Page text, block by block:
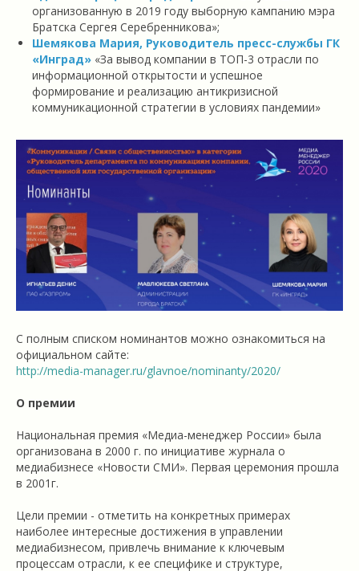
организованную в 2019 году выборную кампанию мэра
Братска Сергея Серебренникова»;
Шемякова Мария, Руководитель пресс-службы ГК
«Инград» «За вывод компании в ТОП-3 отрасли по
информационной открытости и успешное
формирование и реализацию антикризисной
коммуникационной стратегии в условиях пандемии»
С полным списком номинантов можно ознакомиться на
официальном сайте:
http://media-manager.ru/glavnoe/nominanty/2020/
О премии
Национальная премия «Медиа-менеджер России» была
организована в 2000 г. по инициативе журнала о
медиабизнесе «Новости СМИ». Первая церемония прошла
в 2001г.
Цели премии - отметить на конкретных примерах
наиболее интересные достижения в управлении
медиабизнесом, привлечь внимание к ключевым
процессам отрасли, к ее специфике и структуре,